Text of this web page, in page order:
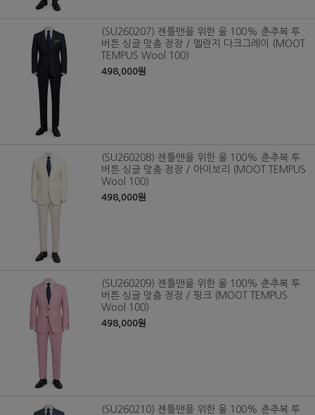
(SU260207) 젠틀맨을 위한 울 100% 춘추복 투
버튼 싱글 맞춤 정장 / 멜란지 다크그레이 (MOOT
TEMPUS Wool 100)
498,000원
(SU260208) 젠틀맨을 위한 울 100% 춘추복 투
버튼 싱글 맞춤 정장 / 아이보리 (MOOT TEMPUS
Wool 100)
498,000원
(SU260209) 젠틀맨을 위한 울 100% 춘추복 투
버튼 싱글 맞춤 정장 / 핑크 (MOOT TEMPUS
Wool 100)
498,000원
(SU260210) 젠틀맨을 위한 울 100% 춘추복 투